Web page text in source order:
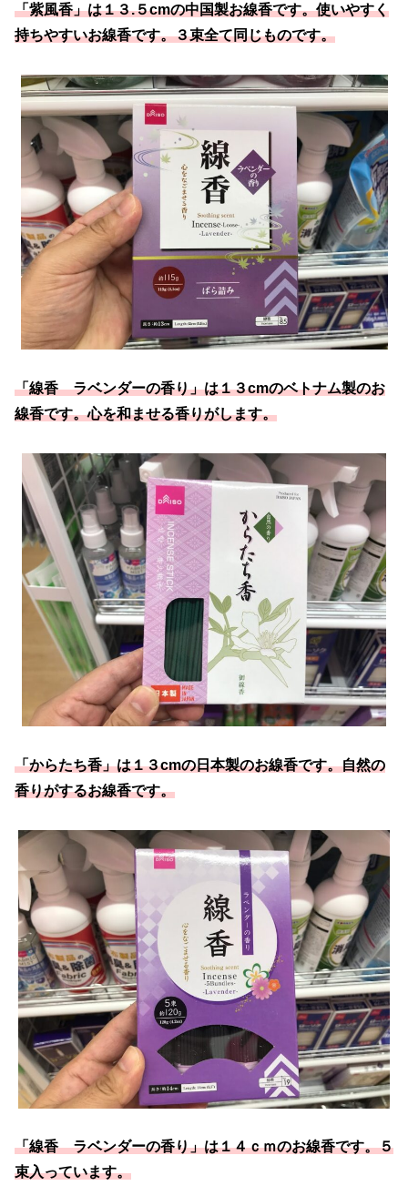
「紫風香」は１３.５cmの中国製お線香です。使いやすく
持ちやすいお線香です。３束全て同じものです。
「線香 ラベンダーの香り」は１３cmのベトナム製のお
線香です。心を和ませる香りがします。
「からたち香」は１３cmの日本製のお線香です。自然の
香りがするお線香です。
「線香 ラベンダーの香り」は１４ｃｍのお線香です。５
束入っています。